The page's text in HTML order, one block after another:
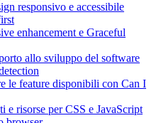
responsivo e accessibile
enhancement e Graceful
allo sviluppo del software
le feature disponibili con Can I
e risorse per CSS e JavaScript